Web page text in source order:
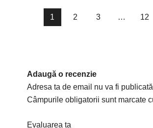
1 2 3 … 12
Adaugă o recenzie
Adresa ta de email nu va fi
Câmpurile obligatorii sunt marcate
Evaluarea ta